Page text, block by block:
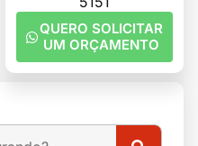
QUERO SOLICITAR
UM ORÇAMENTO